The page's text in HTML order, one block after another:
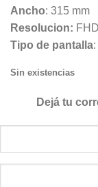
Ancho: 315 mm
Resolucion:
Tipo de pantalla
Sin existencias
Dejá tu